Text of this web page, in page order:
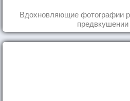
Вдохновляющие фотографии